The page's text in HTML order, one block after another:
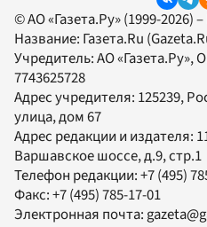
© АО «Газета.Ру» (1999-2026)
Название: Газета.Ru
Учредитель:АО «Газета.Ру»,
7743625728
Адрес учредителя: 125239,
улица, дом 67
Адрес редакции и издателя:
Варшавское шоссе, д.9, стр.1
Телефон редакции:+7 (495)
Факс:+7 (495) 785-17-01
Электронная почта: